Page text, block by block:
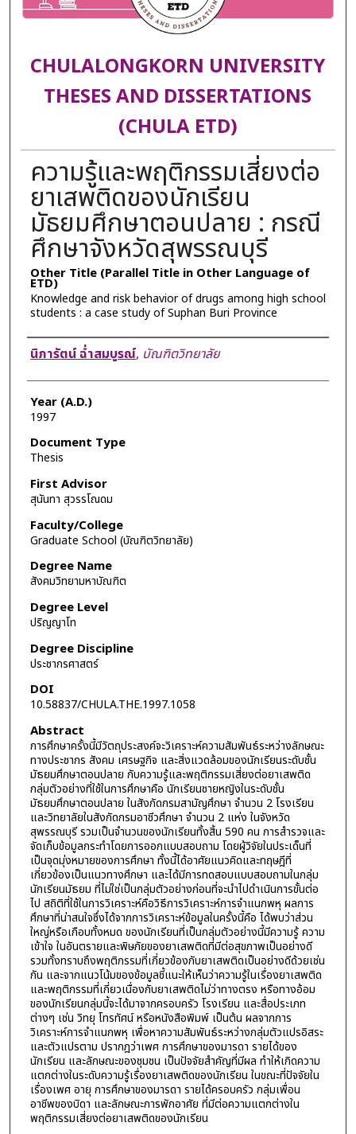
CHULALONGKORN UNIVERSITY
THESES AND DISSERTATIONS
(CHULA ETD)
ความรู้และพฤติกรรมเสี่ยงต่อ
ยาเสพติดของนักเรียน
มัธยมศึกษาตอนปลาย : กรณี
ศึกษาจังหวัดสุพรรณบุรี
Other Title (Parallel Title in Other Language of
ETD)
Knowledge and risk behavior of drugs among high school
students : a case study of Suphan Buri Province
Author
นิภารัตน์ ฉ่ำสมบูรณ์, บัณฑิตวิทยาลัย
Year (A.D.)
1997
Document Type
Thesis
First Advisor
สุนันทา สุวรรโณดม
Faculty/College
Graduate School (บัณฑิตวิทยาลัย)
Degree Name
สังคมวิทยามหาบัณฑิต
Degree Level
ปริญญาโท
Degree Discipline
ประชากรศาสตร์
DOI
10.58837/CHULA.THE.1997.1058
Abstract
การศึกษาครั้งนี้มีวัตถุประสงค์จะวิเคราะห์ความสัมพันธ์ระหว่างลักษณะ
ทางประชากร สังคม เศรษฐกิจ และสิ่งแวดล้อมของนักเรียนระดับชั้น
มัธยมศึกษาตอนปลาย กับความรู้และพฤติกรรมเสี่ยงต่อยาเสพติด
กลุ่มตัวอย่างที่ใช้ในการศึกษาคือ นักเรียนชายหญิงในระดับชั้น
มัธยมศึกษาตอนปลาย ในสังกัดกรมสามัญศึกษา จำนวน 2 โรงเรียน
และวิทยาลัยในสังกัดกรมอาชีวศึกษา จำนวน 2 แห่ง ในจังหวัด
สุพรรณบุรี รวมเป็นจำนวนของนักเรียนทั้งสิ้น 590 คน การสำรวจและ
จัดเก็บข้อมูลกระทำโดยการออกแบบสอบถาม โดยผู้วิจัยในประเด็นที่
เป็นจุดมุ่งหมายของการศึกษา ทั้งนี้ได้อาศัยแนวคิดและทฤษฎีที่
เกี่ยวข้องเป็นแนวทางศึกษา และได้มีการทดสอบแบบสอบถามในกลุ่ม
นักเรียนมัธยม ที่ไม่ใช่เป็นกลุ่มตัวอย่างก่อนที่จะนำไปดำเนินการขั้นต่อ
ไป สถิติที่ใช้ในการวิเคราะห์คือวิธีการวิเคราะห์การจำแนกพหุ ผลการ
ศึกษาที่น่าสนใจซึ่งได้จากการวิเคราะห์ข้อมูลในครั้งนี้คือ ได้พบว่าส่วน
ใหญ่หรือเกือบทั้งหมด ของนักเรียนที่เป็นกลุ่มตัวอย่างนี้มีความรู้ ความ
เข้าใจ ในอันตรายและพิษภัยของยาเสพติดที่มีต่อสุขภาพเป็นอย่างดี
รวมทั้งทราบถึงพฤติกรรมที่เกี่ยวข้องกับยาเสพติดเป็นอย่างดีด้วยเช่น
กัน และจากแนวโน้มของข้อมูลชี้แนะให้เห็นว่าความรู้ในเรื่องยาเสพติด
และพฤติกรรมที่เกี่ยวเนื่องกับยาเสพติดไม่ว่าทางตรง หรือทางอ้อม
ของนักเรียนกลุ่มนี้จะได้มาจากครอบครัว โรงเรียน และสื่อประเภท
ต่างๆ เช่น วิทยุ โทรทัศน์ หรือหนังสือพิมพ์ เป็นต้น ผลจากการ
วิเคราะห์การจำแนกพหุ เพื่อหาความสัมพันธ์ระหว่างกลุ่มตัวแปรอิสระ
และตัวแปรตาม ปรากฎว่าเพศ การศึกษาของมารดา รายได้ของ
นักเรียน และลักษณะของชุมชน เป็นปัจจัยสำคัญที่มีผล ทำให้เกิดความ
แตกต่างในระดับความรู้เรื่องยาเสพติดของนักเรียน ในขณะที่ปัจจัยใน
เรื่องเพศ อายุ การศึกษาของมารดา รายได้ครอบครัว กลุ่มเพื่อน
อาชีพของบิดา และลักษณะการพักอาศัย ที่มีต่อความแตกต่างใน
พฤติกรรมเสี่ยงต่อยาเสพติดของนักเรียน